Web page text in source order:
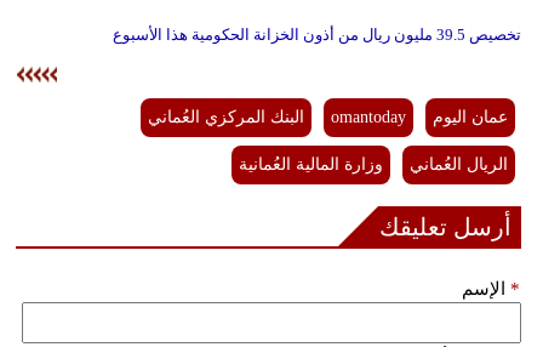
تخصيص 39.5 مليون ريال من أذون الخزانة الحكومية هذا الأسبوع
عمان اليوم omantoday البنك المركزي العُماني
الريال العُماني وزارة المالية العُمانية
أرسل تعليقك
الإسم *